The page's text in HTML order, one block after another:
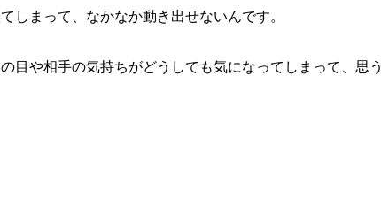
しまって、なかなか動き出せないんです。
目や相手の気持ちがどうしても気になってしまって、思う